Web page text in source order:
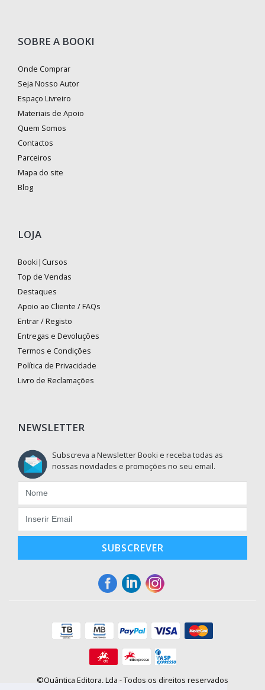
SOBRE A BOOKI
Onde Comprar
Seja Nosso Autor
Espaço Livreiro
Materiais de Apoio
Quem Somos
Contactos
Parceiros
Mapa do site
Blog
LOJA
Booki|Cursos
Top de Vendas
Destaques
Apoio ao Cliente / FAQs
Entrar / Registo
Entregas e Devoluções
Termos e Condições
Política de Privacidade
Livro de Reclamações
NEWSLETTER
Subscreva a Newsletter Booki e receba todas as
nossas novidades e promoções no seu email.
SUBSCREVER
©Quântica Editora, Lda - Todos os direitos reservados